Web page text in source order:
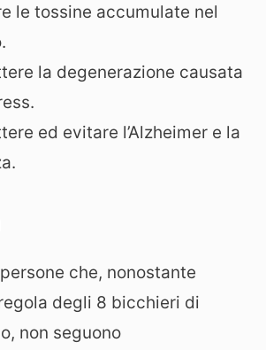
le tossine accumulate nel
la degenerazione causata
ed evitare l’Alzheimer e la
che, nonostante
degli 8 bicchieri di
non seguono